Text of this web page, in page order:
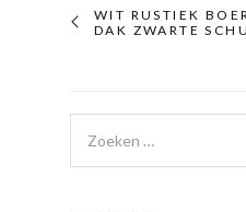
WIT RUSTIEK
DAK ZWARTE